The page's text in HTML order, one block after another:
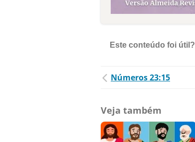
Este conteúdo foi útil?
Números 23:15
Veja também